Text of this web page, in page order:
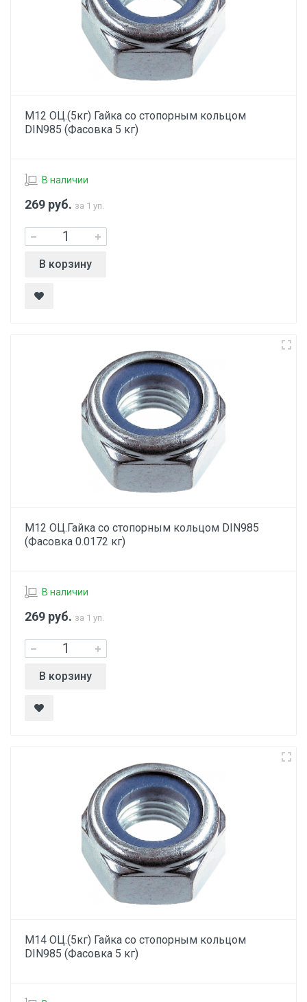
М12 ОЦ.(5кг) Гайка со стопорным кольцом
DIN985 (Фасовка 5 кг)
В наличии
269 руб. за 1 уп.
В корзину
М12 ОЦ.Гайка со стопорным кольцом DIN985
(Фасовка 0.0172 кг)
В наличии
269 руб. за 1 уп.
В корзину
М14 ОЦ.(5кг) Гайка со стопорным кольцом
DIN985 (Фасовка 5 кг)